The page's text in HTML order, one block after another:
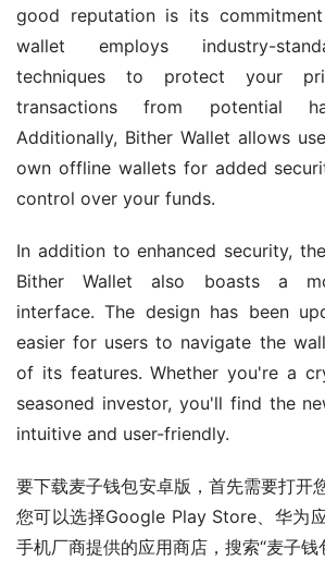
good reputation is its
wallet employs industry-
techniques to protect your
transactions from potential
Additionally, Bither Wallet allows
own offline wallets for added
control over your funds.
In addition to enhanced security,
Bither Wallet also boasts a
interface. The design has been
easier for users to navigate the
of its features. Whether you're a
seasoned investor, you'll find the
intuitive and user-friendly.
要下载麦子钱包安卓版，首先需要打开
您可以选择Google Play Store、华为
手机厂商提供的应用商店，搜索“麦子钱